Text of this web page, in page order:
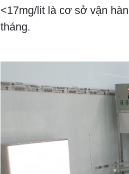
<17mg/lit là cơ sở vận
tháng.